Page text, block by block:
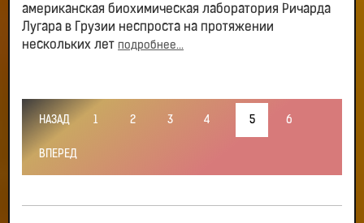
американская биохимическая лаборатория Ричарда
Лугара в Грузии неспроста на протяжении
нескольких лет подробнее...
НАЗАД 1 2 3 4 5 6
ВПЕРЕД